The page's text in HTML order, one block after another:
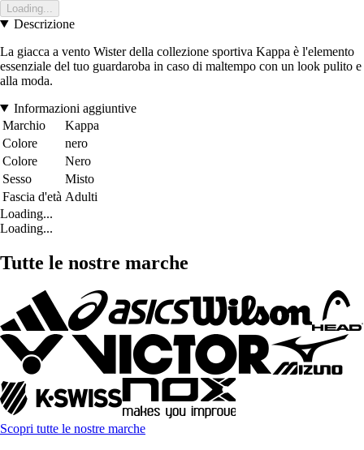
Loading...
Descrizione
La giacca a vento Wister della collezione sportiva Kappa è l'elemento
essenziale del tuo guardaroba in caso di maltempo con un look pulito e
alla moda.
Informazioni aggiuntive
Marchio
Kappa
Colore
nero
Colore
Nero
Sesso
Misto
Fascia d'età Adulti
Loading...
Loading...
Tutte le nostre marche
Scopri tutte le nostre marche